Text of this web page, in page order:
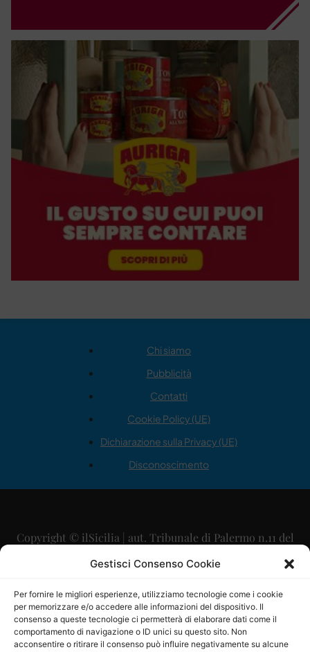
Gestisci Consenso Cookie
Per fornire le migliori esperienze, utilizziamo tecnologie come i cookie
per memorizzare e/o accedere alle informazioni del dispositivo. Il
consenso a queste tecnologie ci permetterà di elaborare dati come il
comportamento di navigazione o ID unici su questo sito. Non
acconsentire o ritirare il consenso può influire negativamente su alcune
Chi siamo
Pubblicità
Contatti
Cookie Policy (UE)
Dichiarazione sulla Privacy (UE)
Disconoscimento
Copyright © ilSicilia | aut. Tribunale di Palermo n.11 del
29/09/2015
Direttore Editoriale: Maurizio Scaglione
Direttore Responsabile: Maria Calabrese